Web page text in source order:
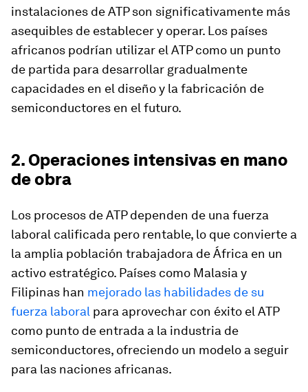
instalaciones de ATP son significativamente más
asequibles de establecer y operar. Los países
africanos podrían utilizar el ATP como un punto
de partida para desarrollar gradualmente
capacidades en el diseño y la fabricación de
semiconductores en el futuro.
2. Operaciones intensivas en mano
de obra
Los procesos de ATP dependen de una fuerza
laboral calificada pero rentable, lo que convierte a
la amplia población trabajadora de África en un
activo estratégico. Países como Malasia y
Filipinas han mejorado las habilidades de su
fuerza laboral para aprovechar con éxito el ATP
como punto de entrada a la industria de
semiconductores, ofreciendo un modelo a seguir
para las naciones africanas.